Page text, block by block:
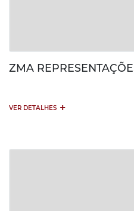
ZMA
VER DETALHES +